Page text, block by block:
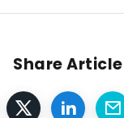
Share Article